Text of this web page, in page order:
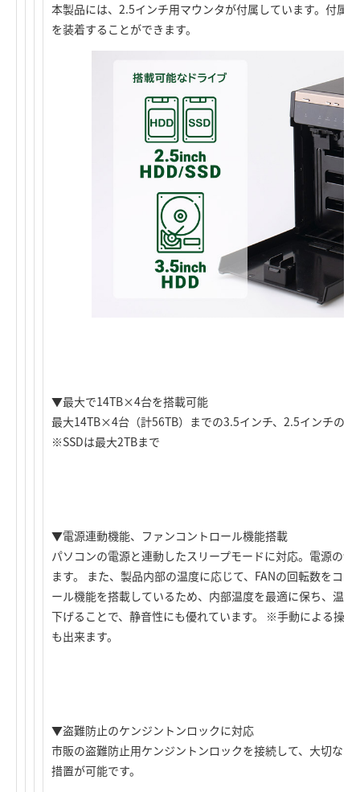
本製品には、2.5インチ用マウンタが付属しています。付属
を装着することができます。
▼最大で14TB×4台を搭載可能
最大14TB×4台（計56TB）までの3.5インチ、2.5インチの
※SSDは最大2TBまで
▼電源連動機能、ファンコントロール機能搭載
パソコンの電源と連動したスリープモードに対応。電源の
ます。 また、製品内部の温度に応じて、FANの回転数をコ
ール機能を搭載しているため、内部温度を最適に保ち、温
下げることで、静音性にも優れています。 ※手動による操
も出来ます。
▼盗難防止のケンジントンロックに対応
市販の盗難防止用ケンジントンロックを接続して、大切な
措置が可能です。